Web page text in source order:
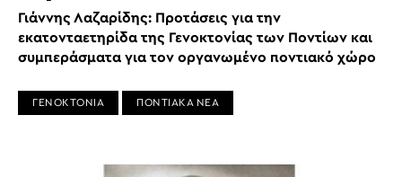
Γιάννης Λαζαρίδης: Προτάσεις για την
εκατονταετηρίδα της Γενοκτονίας των Ποντίων και
συμπεράσματα για τον οργανωμένο ποντιακό χώρο
ΓΕΝΟΚΤΟΝΙΑ ΠΟΝΤΙΑΚΑ ΝΕΑ